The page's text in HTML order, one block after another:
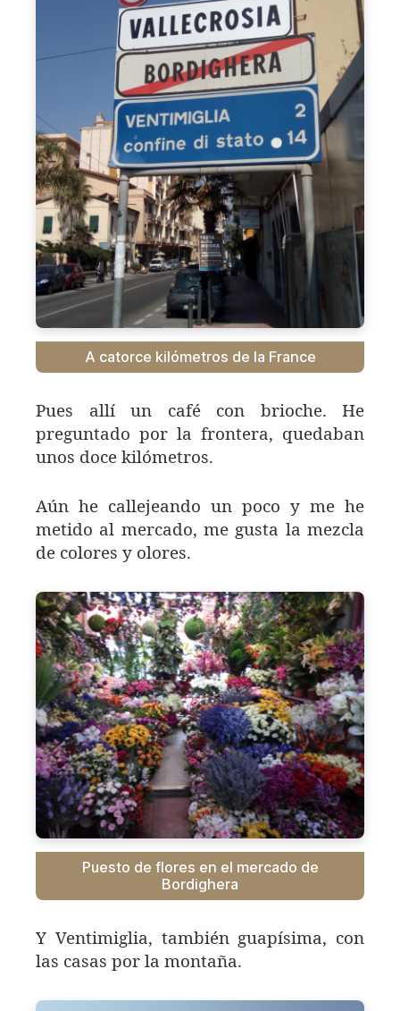
A catorce kilómetros de la France
Pues allí un café con brioche. He
preguntado por la frontera, quedaban
unos doce kilómetros.
Aún he callejeando un poco y me he
metido al mercado, me gusta la mezcla
de colores y olores.
Puesto de flores en el mercado de
Bordighera
Y Ventimiglia, también guapísima, con
las casas por la montaña.